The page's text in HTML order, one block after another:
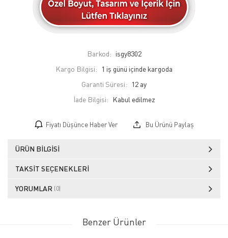
Barkod: isgy8302
Kargo Bilgisi:
1 iş günü içinde kargoda
Garanti Süresi:
12 ay
İade Bilgisi:
Fiyatı Düşünce Haber Ver Bu Ürünü Paylaş
ÜRÜN BILGISI
TAKSIT SEÇENEKLERI
YORUMLAR (0)
Benzer Ürünler